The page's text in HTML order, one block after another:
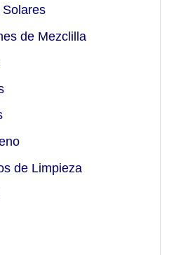
de Mezclilla
de Limpieza